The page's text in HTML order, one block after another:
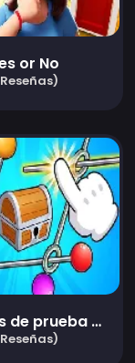
or No
Juegos de prueba de color del cerebro